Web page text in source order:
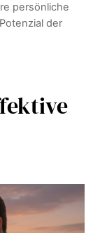
persönliche
der